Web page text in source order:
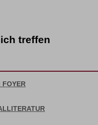
treffen
FOYER